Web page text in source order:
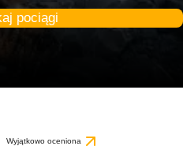
pociągi
Wyjątkowo oceniona